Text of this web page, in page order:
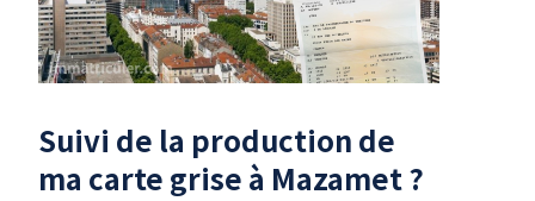
Suivi de la production de
ma carte grise à Mazamet ?